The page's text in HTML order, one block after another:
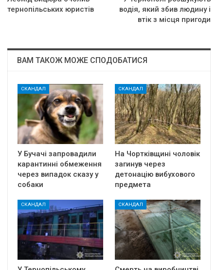
тернопільських юристів
водія, який збив людину і
втік з місця пригоди
ВАМ ТАКОЖ МОЖЕ СПОДОБАТИСЯ
СКАНДАЛ
У Бучачі запровадили
карантинні обмеження
через випадок сказу у
собаки
СКАНДАЛ
На Чортківщині чоловік
загинув через
детонацію вибухового
предмета
СКАНДАЛ СКАНДАЛ